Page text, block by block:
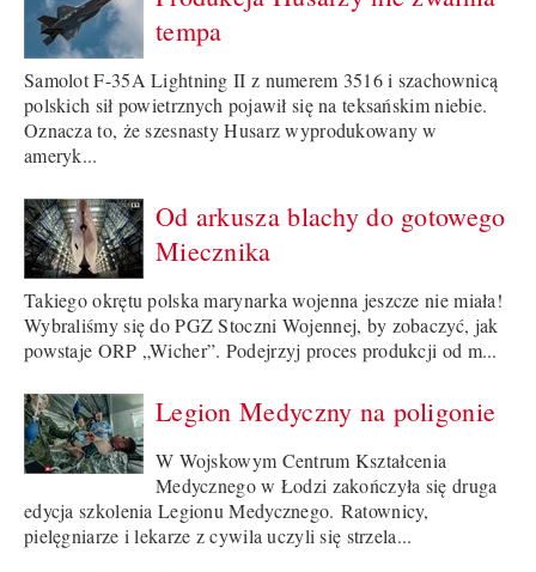
tempa
Samolot F-35A Lightning II z numerem 3516 i szachownicą
polskich sił powietrznych pojawił się na teksańskim niebie.
Oznacza to, że szesnasty Husarz wyprodukowany w
ameryk...
Od arkusza blachy do gotowego
Miecznika
Takiego okrętu polska marynarka wojenna jeszcze nie miała!
Wybraliśmy się do PGZ Stoczni Wojennej, by zobaczyć, jak
powstaje ORP „Wicher”. Podejrzyj proces produkcji od m...
Legion Medyczny na poligonie
W Wojskowym Centrum Kształcenia
Medycznego w Łodzi zakończyła się druga
edycja szkolenia Legionu Medycznego. Ratownicy,
pielęgniarze i lekarze z cywila uczyli się strzela...